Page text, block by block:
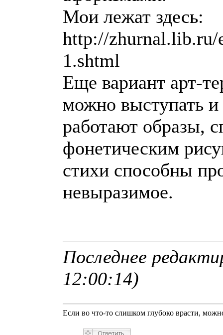
Мои лежат здесь:
http://zhurnal.lib.ru/
1.shtml
Еще вариант арт-
можно выступать
работают образы,
фонетическим
стихи способны
невыразимое.
Последнее
12:00:14)
Если во что-то слишком глубоко врасти,